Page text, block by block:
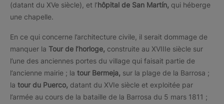
(datant du XVe siècle), et l’hôpital de San Martín, qui héberge
une chapelle.
En ce qui concerne l’architecture civile, il serait dommage de
manquer la Tour de l’horloge, construite au XVIIIe siècle sur
l’une des anciennes portes du village qui faisait partie de
l’ancienne mairie ; la tour Bermeja, sur la plage de la Barrosa ;
la tour du Puerco, datant du XVIe siècle et exploitée par
l’armée au cours de la bataille de la Barrosa du 5 mars 1811 ;